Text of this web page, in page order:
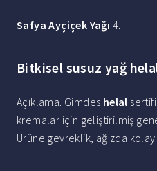
Safya Ayçiçek Yağı 4.
Bitkisel susuz yağ
Açıklama. Gimdes helal
kremalar için geliştirilmiş
Ürüne gevreklik, ağızda